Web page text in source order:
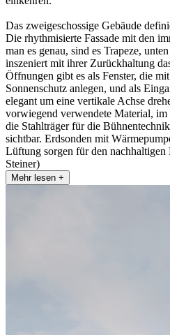
Das zweigeschossige Gebäude
Die rhythmisierte Fassade mit den
man es genau, sind es Trapeze,
inszeniert mit ihrer Zurückhaltung
Öffnungen gibt es als Fenster, die
Sonnenschutz anlegen, und als
elegant um eine vertikale Achse
vorwiegend verwendete Material,
die Stahlträger für die
sichtbar. Erdsonden mit
Lüftung sorgen für den
Steiner)
Mehr lesen +